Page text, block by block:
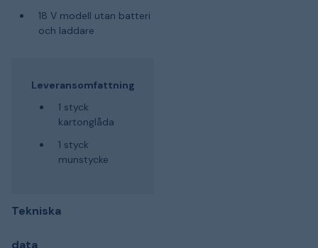
18 V modell utan batteri
och laddare
Leveransomfattning
1 styck
kartonglåda
1 styck
munstycke
Tekniska
data